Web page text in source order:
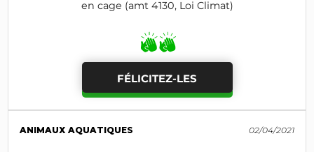
en cage (amt 4130, Loi Climat)
FÉLICITEZ-LES
ANIMAUX AQUATIQUES 02/04/2021